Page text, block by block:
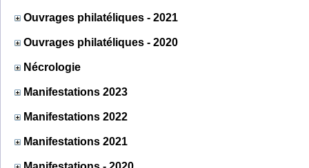
Ouvrages philatéliques - 2021
Ouvrages philatéliques - 2020
Nécrologie
Manifestations 2023
Manifestations 2022
Manifestations 2021